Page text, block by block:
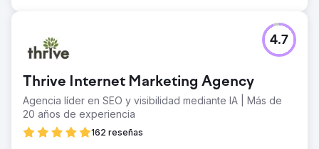
Thrive Internet Marketing Agency
Agencia líder en SEO y visibilidad mediante IA | Más de
20 años de experiencia
162 reseñas
4.7